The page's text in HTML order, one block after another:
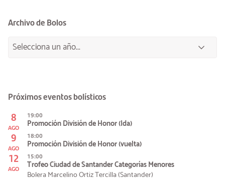
Archivo de Bolos
Próximos eventos bolísticos
8
AGO
19:00
Promoción División de Honor (Ida)
9
AGO
18:00
Promoción División de Honor (vuelta)
12
AGO
15:00
Trofeo Ciudad de Santander Categorías Menores
Bolera Marcelino Ortiz Tercilla (Santander)